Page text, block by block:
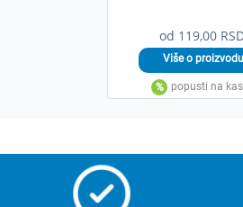
od 119,00